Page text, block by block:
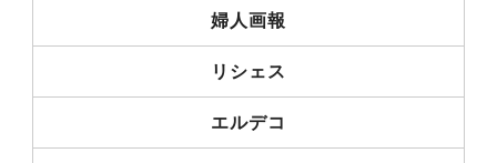
婦人画報
リシェス
エルデコ